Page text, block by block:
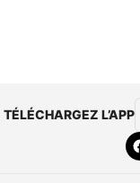
TÉLÉCHARGEZ L’APP